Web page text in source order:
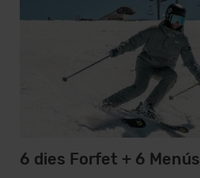
6 dies Forfet + 6 Menús